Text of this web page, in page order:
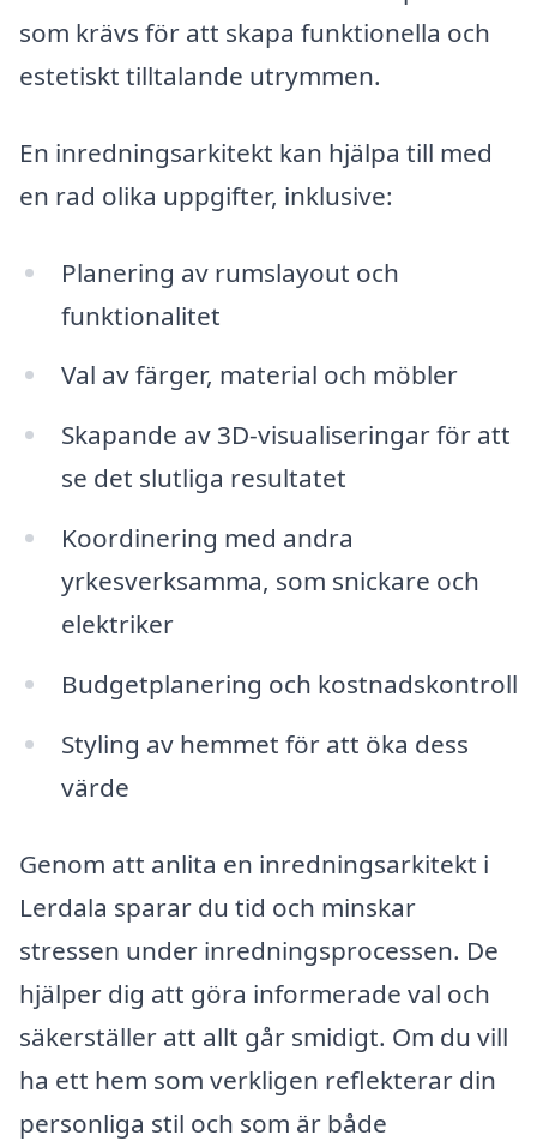
som krävs för att skapa funktionella och
estetiskt tilltalande utrymmen.
En inredningsarkitekt kan hjälpa till med
en rad olika uppgifter, inklusive:
Planering av rumslayout och
funktionalitet
Val av färger, material och möbler
Skapande av 3D-visualiseringar för att
se det slutliga resultatet
Koordinering med andra
yrkesverksamma, som snickare och
elektriker
Budgetplanering och kostnadskontroll
Styling av hemmet för att öka dess
värde
Genom att anlita en inredningsarkitekt i
Lerdala sparar du tid och minskar
stressen under inredningsprocessen. De
hjälper dig att göra informerade val och
säkerställer att allt går smidigt. Om du vill
ha ett hem som verkligen reflekterar din
personliga stil och som är både